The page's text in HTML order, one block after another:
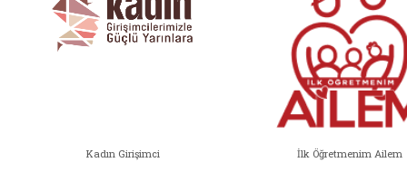
Kadın Girişimci İlk Öğretmenim Ailem